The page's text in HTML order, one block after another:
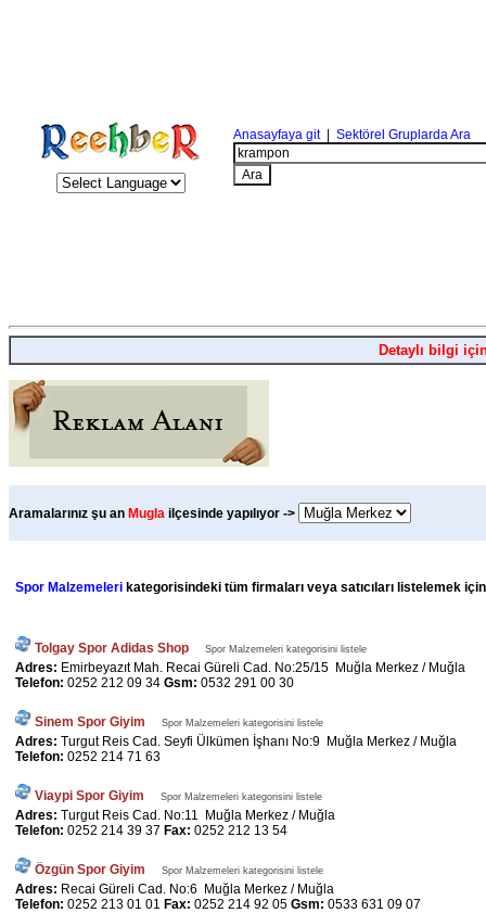
Anasayfaya git| Sektörel Gruplarda Ara
Detaylı bilgi
Aramalarınız şu an Mugla ilçesinde yapılıyor ->
Spor Malzemeleri kategorisindeki tüm firmaları veya satıcıları listelemek
Tolgay Spor Adidas Shop Spor Malzemeleri kategorisini listele
Adres: Emirbeyazıt Mah. Recai Güreli Cad. No:25/15 Muğla Merkez / Muğla
Telefon: 0252 212 09 34 Gsm: 0532 291 00 30
Sinem Spor Giyim Spor Malzemeleri kategorisini listele
Adres: Turgut Reis Cad. Seyfi Ülkümen İşhanı No:9 Muğla Merkez / Muğla
Telefon: 0252 214 71 63
Viaypi Spor Giyim Spor Malzemeleri kategorisini listele
Adres: Turgut Reis Cad. No:11 Muğla Merkez / Muğla
Telefon: 0252 214 39 37 Fax: 0252 212 13 54
Özgün Spor Giyim Spor Malzemeleri kategorisini listele
Adres: Recai Güreli Cad. No:6 Muğla Merkez / Muğla
Telefon: 0252 213 01 01 Fax: 0252 214 92 05 Gsm: 0533 631 09 07